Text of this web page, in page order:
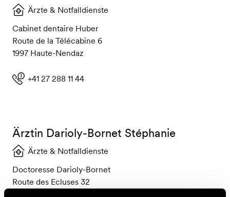
Ärzte & Notfalldienste
Cabinet dentaire Huber
Route de la Télécabine 6
1997 Haute-Nendaz
+41 27 288 11 44
Ärztin Darioly-Bornet Stéphanie
Ärzte & Notfalldienste
Doctoresse Darioly-Bornet
Route des Ecluses 32